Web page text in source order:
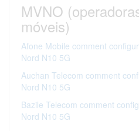
MVNO
móveis)
Afone Mobile comment
Nord N10 5G
Auchan Telecom comment
Nord N10 5G
Bazile Telecom comment
Nord N10 5G